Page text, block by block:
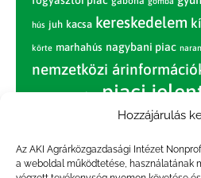
Hozzájárulás
Az AKI Agrárközgazdasági Intézet
a weboldal működtetése, használatának
hús juh kacsa kereskedelem
körte marhahús nagybani piac
nemzetközi
piac piaci
sertés sertéshús
szarvasmarha termelés
ár tojás világpiac